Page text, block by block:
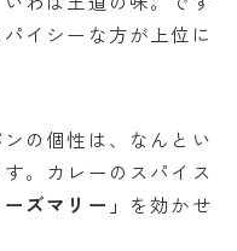
イシーな方が上位に
の個性は、なんとい
。カレーのスパイス
ズマリー」 を効かせ